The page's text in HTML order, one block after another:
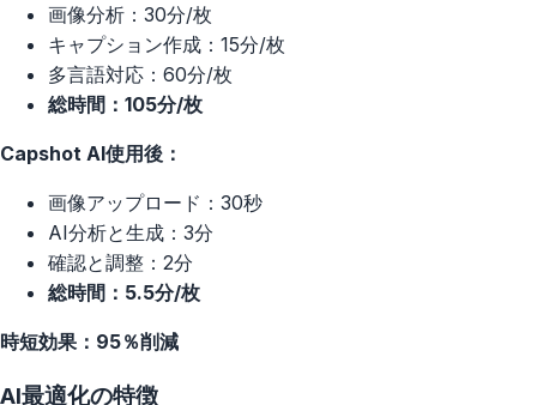
画像分析：30分/枚
キャプション作成：15分/枚
多言語対応：60分/枚
総時間：105分/枚
Capshot AI使用後：
画像アップロード：30秒
AI分析と生成：3分
確認と調整：2分
総時間：5.5分/枚
時短効果：95％削減
AI最適化の特徴